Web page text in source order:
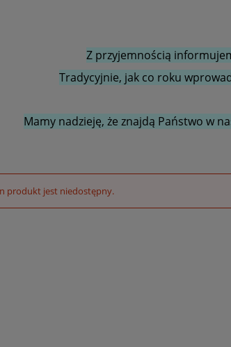
Z przyjemnością
Tradycyjnie, jak co roku
Mamy nadzieję, że znajdą Państwo w
produkt jest niedostępny.